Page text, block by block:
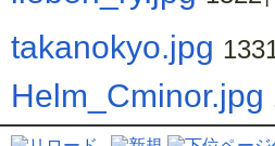
takanokyo.jpg
Helm_Cminor.jpg